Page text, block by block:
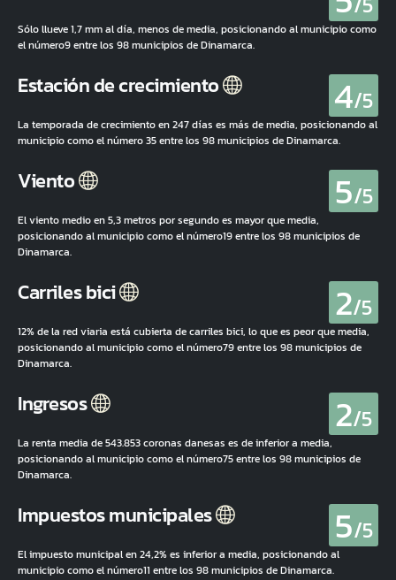
Sólo llueve 1,7 mm al día, menos de media, posicionando al municipio como
el número9 entre los 98 municipios de Dinamarca.
Estación de crecimiento 4/5
La temporada de crecimiento en 247 días es más de media, posicionando al
municipio como el número 35 entre los 98 municipios de Dinamarca.
Viento 5/5
El viento medio en 5,3 metros por segundo es mayor que media,
posicionando al municipio como el número19 entre los 98 municipios de
Dinamarca.
Carriles bici 2/5
12% de la red viaria está cubierta de carriles bici, lo que es peor que media,
posicionando al municipio como el número79 entre los 98 municipios de
Dinamarca.
Ingresos 2/5
La renta media de 543.853 coronas danesas es de inferior a media,
posicionando al municipio como el número75 entre los 98 municipios de
Dinamarca.
Impuestos municipales 5/5
El impuesto municipal en 24,2% es inferior a media, posicionando al
municipio como el número11 entre los 98 municipios de Dinamarca.